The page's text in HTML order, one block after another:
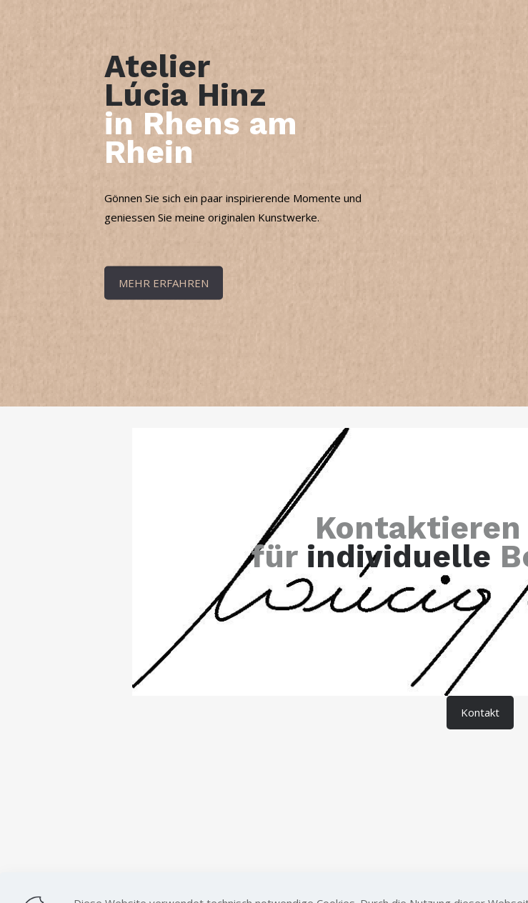
Atelier
Lúcia Hinz
in Rhens am
Rhein
Gönnen Sie sich ein paar inspirierende Momente und
geniessen Sie meine originalen Kunstwerke.
MEHR ERFAHREN
Kontaktieren
für individuelle
Kontakt